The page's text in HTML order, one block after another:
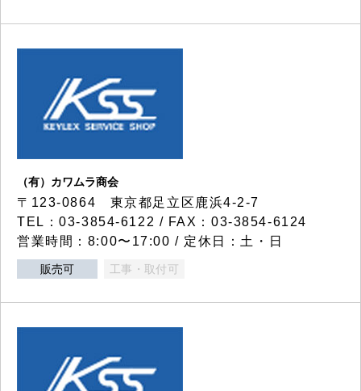
（有）カワムラ商会
〒123-0864 東京都足立区鹿浜4-2-7
TEL：03-3854-6122 / FAX：03-3854-6124
営業時間：8:00〜17:00 / 定休日：土・日
販売可 工事・取付可